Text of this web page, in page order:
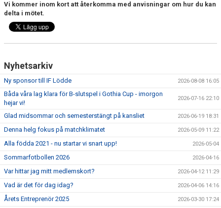
Vi kommer inom kort att återkomma med anvisningar om hur du kan
delta i mötet.
Nyhetsarkiv
Ny sponsor till IF Lödde 2026-08-08 16:05
Båda våra lag klara för B-slutspel i Gothia Cup - imorgon
hejar vi!
2026-07-16 22:10
Glad midsommar och semesterstängt på kansliet 2026-06-19 18:31
Denna helg fokus på matchklimatet 2026-05-09 11:22
Alla födda 2021 - nu startar vi snart upp! 2026-05-04
Sommarfotbollen 2026 2026-04-16
Var hittar jag mitt medlemskort? 2026-04-12 11:29
Vad är det för dag idag? 2026-04-06 14:16
Årets Entreprenör 2025 2026-03-30 17:24